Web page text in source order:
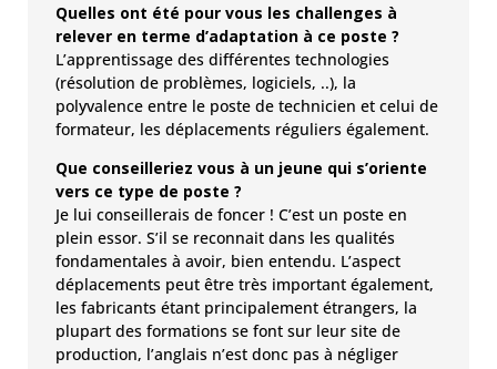
Quelles ont été pour vous les challenges à
relever en terme d’adaptation à ce poste ?
L’apprentissage des différentes technologies
(résolution de problèmes, logiciels, ..), la
polyvalence entre le poste de technicien et celui de
formateur, les déplacements réguliers également.
Que conseilleriez vous à un jeune qui s’oriente
vers ce type de poste ?
Je lui conseillerais de foncer ! C’est un poste en
plein essor. S’il se reconnait dans les qualités
fondamentales à avoir, bien entendu. L’aspect
déplacements peut être très important également,
les fabricants étant principalement étrangers, la
plupart des formations se font sur leur site de
production, l’anglais n’est donc pas à négliger